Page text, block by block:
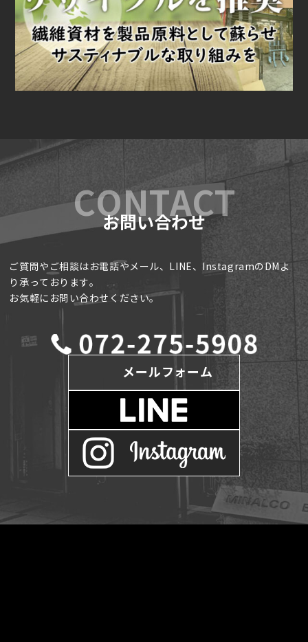
お問い合わせ
ご質問やご相談はお電話やメール、LINE、InstagramのDMよ
り承っております。
お気軽にお問い合わせください。
メールフォーム